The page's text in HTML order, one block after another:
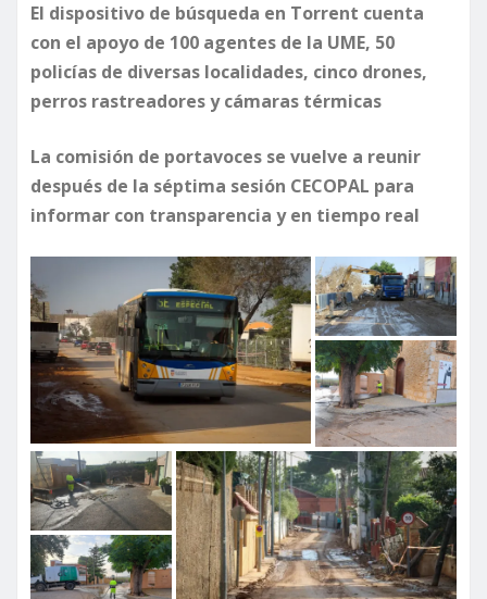
El dispositivo de búsqueda en Torrent cuenta
con el apoyo de 100 agentes de la UME, 50
policías de diversas localidades, cinco drones,
perros rastreadores y cámaras térmicas
La comisión de portavoces se vuelve a reunir
después de la séptima sesión CECOPAL para
informar con transparencia y en tiempo real